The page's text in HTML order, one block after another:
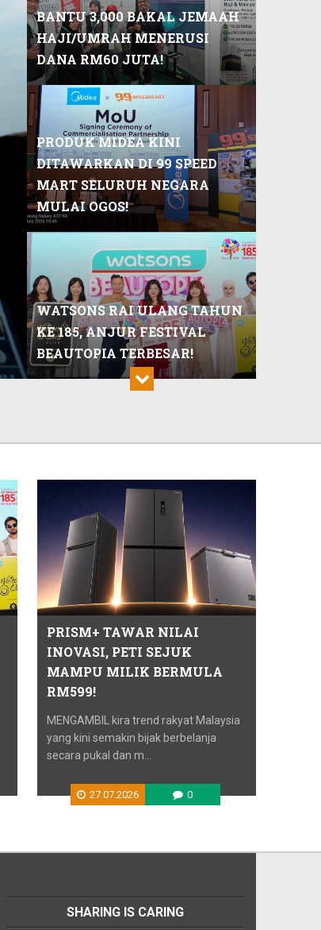
DITAWARKAN DI 99 SPEED
MART SELURUH NEGARA
MULAI OGOS!
WATSONS RAI ULANG TAHUN
KE 185, ANJUR FESTIVAL
BEAUTOPIA TERBESAR!
PRISM+ TAWAR NILAI
INOVASI, PETI SEJUK MAMPU
MILIK BERMULA RM599!
PENJAGAAN KESIHATAN
GOLONGAN MEMERLUKAN!
TOURISM MALAYSIA, MYDIN
LANCAR 'JOM JALAN MYDIN'
SEMARAKKAN VMY 2026!
PRISM+ TAWAR NILAI
INOVASI, PETI SEJUK
MAMPU MILIK BERMULA
RM599!
MENGAMBIL kira trend rakyat Malaysia
yang kini semakin bijak berbelanja
secara pukal dan m...
27.07.2026 0
SHARING IS CARING